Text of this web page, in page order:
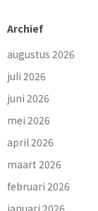
Archief
augustus 2026
juli 2026
juni 2026
mei 2026
april 2026
maart 2026
februari 2026
januari 2026